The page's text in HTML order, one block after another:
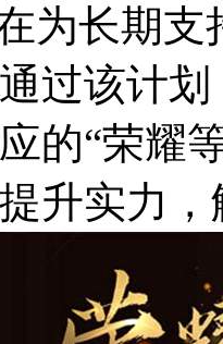
为长期
过该计
的“荣耀
升实力